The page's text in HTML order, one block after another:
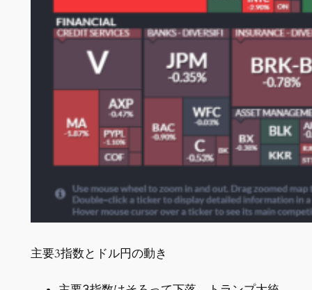
主要3指数とドル円の動き